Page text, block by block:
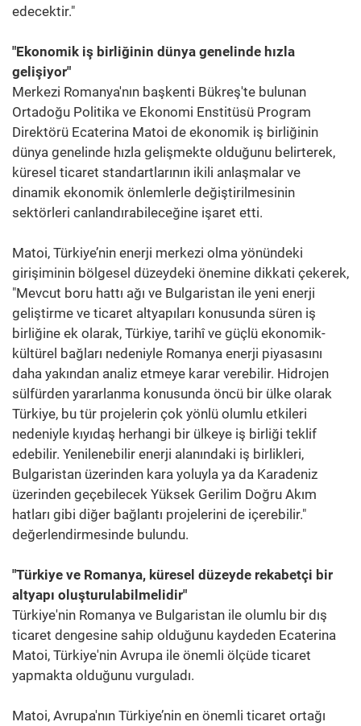
edecektir."
"Ekonomik iş birliğinin dünya genelinde hızla
gelişiyor"
Merkezi Romanya'nın başkenti Bükreş'te bulunan
Ortadoğu Politika ve Ekonomi Enstitüsü Program
Direktörü Ecaterina Matoi de ekonomik iş birliğinin
dünya genelinde hızla gelişmekte olduğunu belirterek,
küresel ticaret standartlarının ikili anlaşmalar ve
dinamik ekonomik önlemlerle değiştirilmesinin
sektörleri canlandırabileceğine işaret etti.
Matoi, Türkiye’nin enerji merkezi olma yönündeki
girişiminin bölgesel düzeydeki önemine dikkati çekerek,
"Mevcut boru hattı ağı ve Bulgaristan ile yeni enerji
geliştirme ve ticaret altyapıları konusunda süren iş
birliğine ek olarak, Türkiye, tarihî ve güçlü ekonomik-
kültürel bağları nedeniyle Romanya enerji piyasasını
daha yakından analiz etmeye karar verebilir. Hidrojen
sülfürden yararlanma konusunda öncü bir ülke olarak
Türkiye, bu tür projelerin çok yönlü olumlu etkileri
nedeniyle kıyıdaş herhangi bir ülkeye iş birliği teklif
edebilir. Yenilenebilir enerji alanındaki iş birlikleri,
Bulgaristan üzerinden kara yoluyla ya da Karadeniz
üzerinden geçebilecek Yüksek Gerilim Doğru Akım
hatları gibi diğer bağlantı projelerini de içerebilir."
değerlendirmesinde bulundu.
"Türkiye ve Romanya, küresel düzeyde rekabetçi bir
altyapı oluşturulabilmelidir"
Türkiye'nin Romanya ve Bulgaristan ile olumlu bir dış
ticaret dengesine sahip olduğunu kaydeden Ecaterina
Matoi, Türkiye'nin Avrupa ile önemli ölçüde ticaret
yapmakta olduğunu vurguladı.
Matoi, Avrupa'nın Türkiye’nin en önemli ticaret ortağı